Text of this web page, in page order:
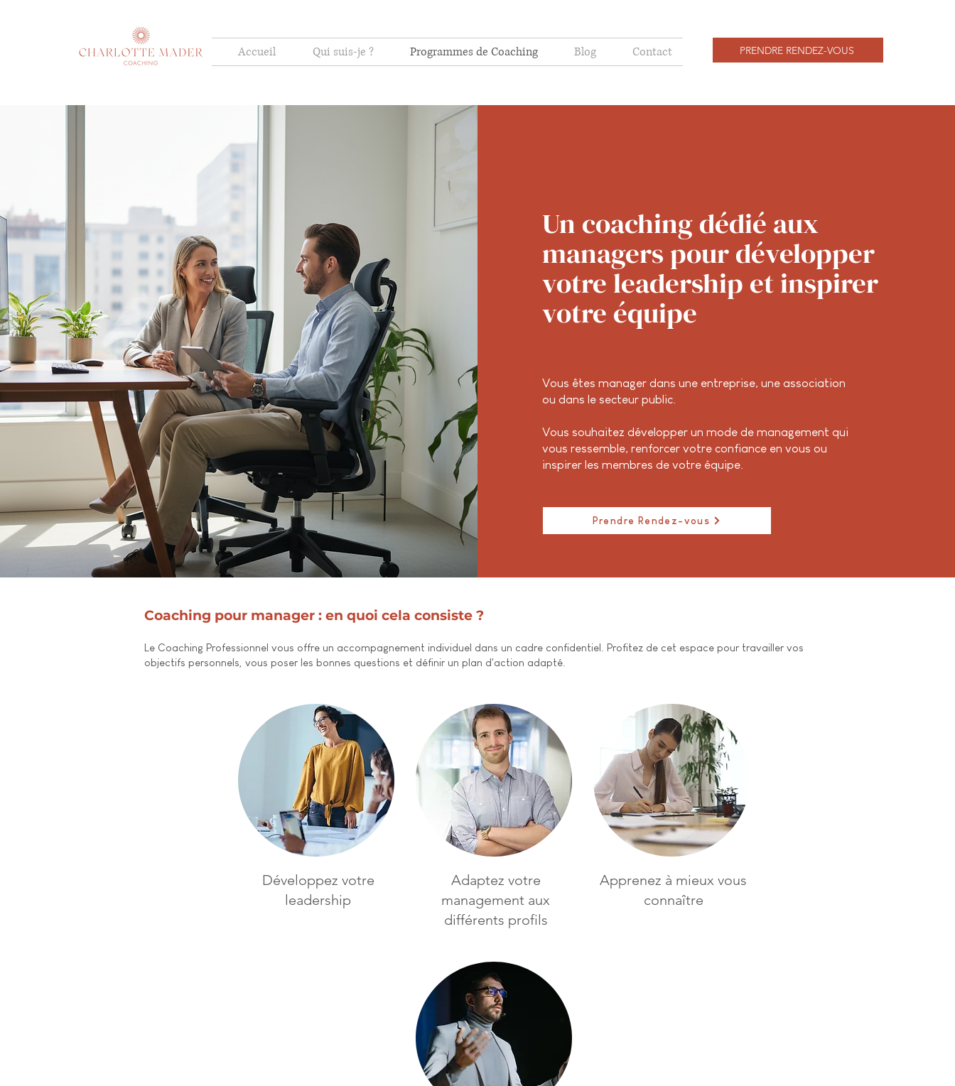
Accueil Qui suis-je ? Programmes de Coaching Blog Contact PRENDRE RENDEZ-VOUS
Un coaching dédié aux
managers pour développer
votre leadership et inspirer
votre équipe
Vous êtes manager dans une entreprise, une association
ou dans le secteur public.
Vous souhaitez développer un mode de management qui
vous ressemble, renforcer votre confiance en vous ou
inspirer les membres de votre équipe.
Prendre Rendez-vous
Coaching pour manager : en quoi cela consiste ?
Le Coaching Professionnel vous offre un accompagnement individuel dans un cadre confidentiel. Profitez de cet espace pour travailler vos
objectifs personnels, vous poser les bonnes questions et définir un plan d'action adapté.
Développez votre
leadership
Adaptez votre
management aux
différents profils
Apprenez à mieux vous
connaître